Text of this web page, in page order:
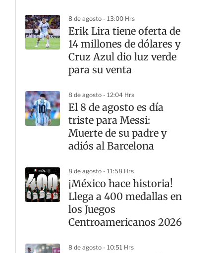
8 de agosto - 13:00 Hrs
Erik Lira tiene oferta de
14 millones de dólares y
Cruz Azul dio luz verde
para su venta
8 de agosto - 12:04 Hrs
El 8 de agosto es día
triste para Messi:
Muerte de su padre y
adiós al Barcelona
8 de agosto - 11:58 Hrs
¡México hace historia!
Llega a 400 medallas en
los Juegos
Centroamericanos 2026
8 de agosto - 10:51 Hrs